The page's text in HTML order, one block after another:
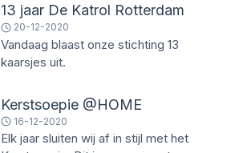
13 jaar De Katrol Rotterdam
20-12-2020
Vandaag blaast onze stichting 13
kaarsjes uit.
Kerstsoepie @HOME
16-12-2020
Elk jaar sluiten wij af in stijl met het